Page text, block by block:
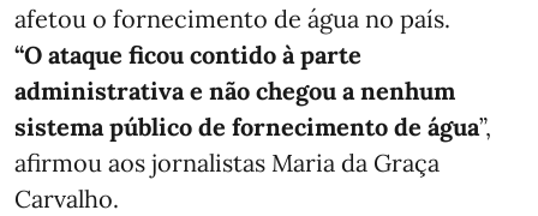
afetou o fornecimento de água no país.
“O ataque ficou contido à parte
administrativa e não chegou a nenhum
sistema público de fornecimento de água”,
afirmou aos jornalistas Maria da Graça
Carvalho.